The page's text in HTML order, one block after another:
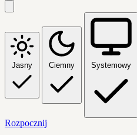
Jasny Ciemny Systemowy
Rozpocznij